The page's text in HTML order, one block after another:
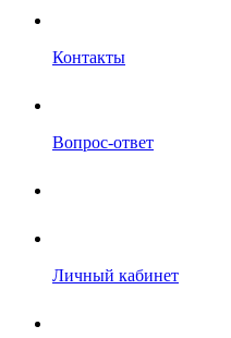
Контакты
Вопрос-ответ
Личный кабинет